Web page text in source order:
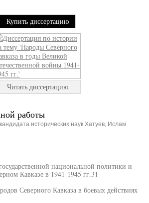
Купить диссертацию
Читать диссертацию
работы
исторических наук Хатуев, Ислам
национальной политики и
Кавказе в 1941-1945 гг.31
Северного Кавказа в боевых действиях